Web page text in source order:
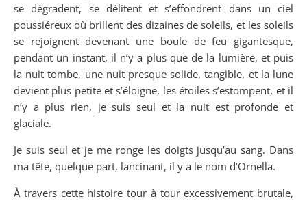
se dégradent, se délitent et s’effondrent dans un ciel
poussiéreux où brillent des dizaines de soleils, et les soleils
se rejoignent devenant une boule de feu gigantesque,
pendant un instant, il n’y a plus que de la lumière, et puis
la nuit tombe, une nuit presque solide, tangible, et la lune
devient plus petite et s’éloigne, les étoiles s’estompent, et il
n’y a plus rien, je suis seul et la nuit est profonde et
glaciale.
Je suis seul et je me ronge les doigts jusqu’au sang. Dans
ma tête, quelque part, lancinant, il y a le nom d’Ornella.
À travers cette histoire tour à tour excessivement brutale,